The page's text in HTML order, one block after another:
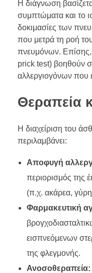
Η διάγνωση
συμπτώματα και το
δοκιμασίες των
που μετρά τη ροή
πνευμόνων. Επίσης,
prick test) βοηθούν
αλλεργιογόνων που
Θεραπεία
Η διαχείριση του
περιλαμβάνει:
Αποφυγή
περιορισμός της
(π.χ. ακάρεα,
Φαρμακευτική
εισπνεόμενων
της φλεγμονής.
Ανοσοθεραπεία: